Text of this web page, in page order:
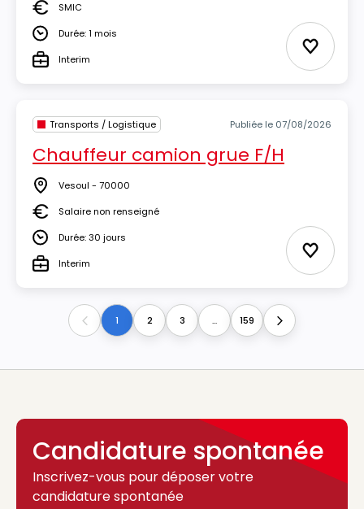
Salaire
SMIC
DuréeDurée: 1 mois
TypeInterim Ajouter
Transports / Logistique Publiée le 07/08/2026
Chauffeur camion grue F/H
Lieu Vesoul - 70000
SalaireSalaire non renseigné
DuréeDurée: 30 jours
TypeInterim Ajouter
Previous1 2 3 ... 159 Next
Candidature spontanée
Inscrivez-vous pour déposer votre
candidature spontanée